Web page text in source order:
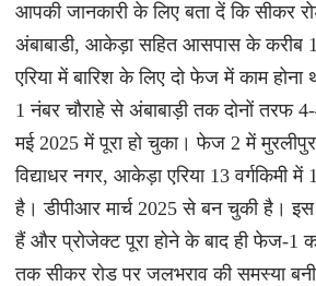
आपकी जानकारी के लिए बता दें कि सीकर
अंबाबाडी, आकेड़ा सहित आसपास के करीब
एरिया में बारिश के लिए दो फेज में काम
1 नंबर चौराहे से अंबाबाड़ी तक दोनों तरफ
मई 2025 में पूरा हो चुका। फेज 2 में
विद्याधर नगर, आकेड़ा एरिया 13 वर्गकिमी
है। डीपीआर मार्च 2025 से बन चुकी है।
हैं और प्रोजेक्ट पूरा होने के बाद ही फेज-1
तक सीकर रोड पर जलभराव की समस्या बनी